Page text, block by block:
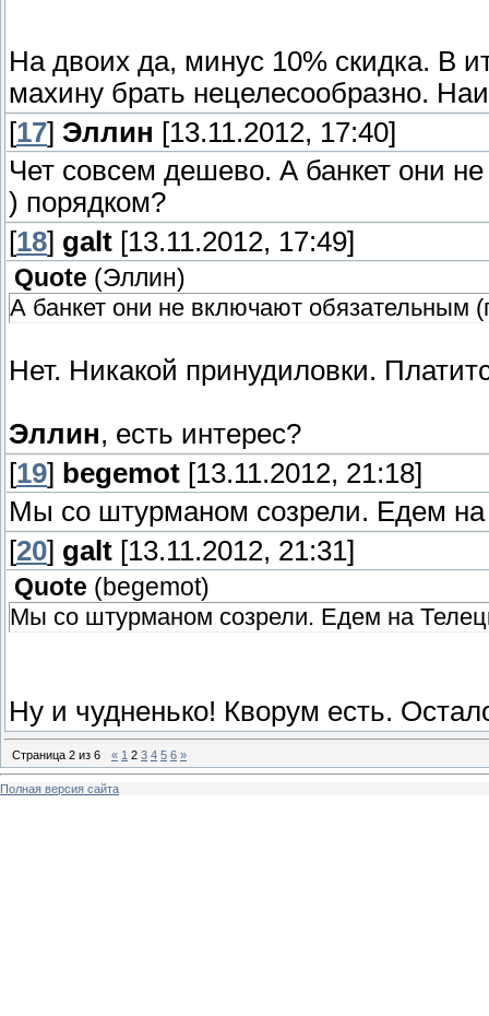
На двоих да, минус 10% скидка. В
махину брать нецелесообразно.
[17] Эллин [13.11.2012, 17:40]
Чет совсем дешево. А банкет они
) порядком?
[18] galt [13.11.2012, 17:49]
Quote (Эллин)
А банкет они не включают обязательным
Нет. Никакой принудиловки.
Эллин, есть интерес?
[19] begemot [13.11.2012, 21:18]
Мы со штурманом созрели. Едем на
[20] galt [13.11.2012, 21:31]
Quote (begemot)
Мы со штурманом созрели. Едем на
Ну и чудненько! Кворум есть.
Страница 2 из 6 « 1 2 3 4 5 6 »
Полная версия сайта